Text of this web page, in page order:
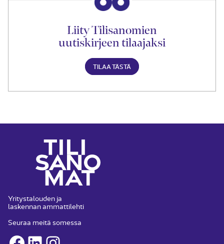
Liity Tilisanomien
uutiskirjeen tilaajaksi
TILAA TÄSTÄ
Yritystalouden ja
laskennan ammattilehti
Seuraa meitä somessa
Facebook
LinkedInInstagram